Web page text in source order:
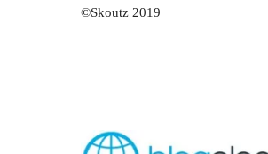
©Skoutz 2019